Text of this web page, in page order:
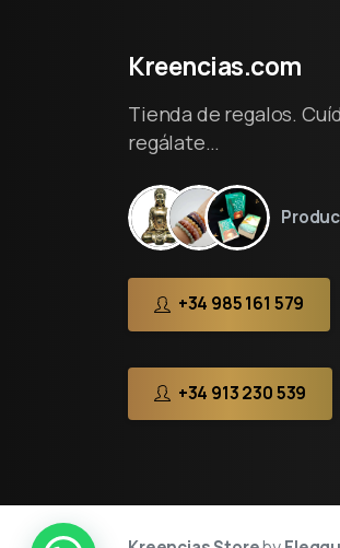
Kreencias.com
Tienda de regalos.
regálate…
+34 985 161 579
+34 913 230 539